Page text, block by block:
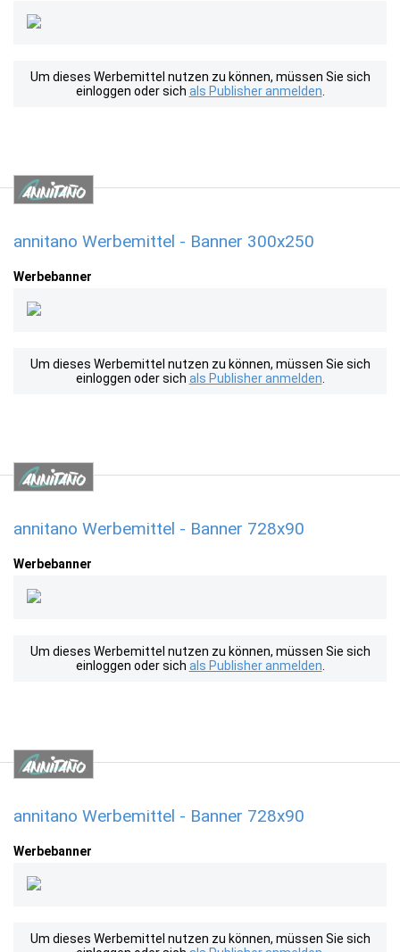
Um dieses Werbemittel nutzen zu können, müssen Sie sich
einloggen oder sich als Publisher anmelden
annitano Werbemittel - Banner 300x250
Werbebanner
Um dieses Werbemittel nutzen zu können, müssen Sie sich
einloggen oder sich als Publisher anmelden
annitano Werbemittel - Banner 728x90
Werbebanner
Um dieses Werbemittel nutzen zu können, müssen Sie sich
einloggen oder sich als Publisher anmelden
annitano Werbemittel - Banner 728x90
Werbebanner
Um dieses Werbemittel nutzen zu können, müssen Sie sich